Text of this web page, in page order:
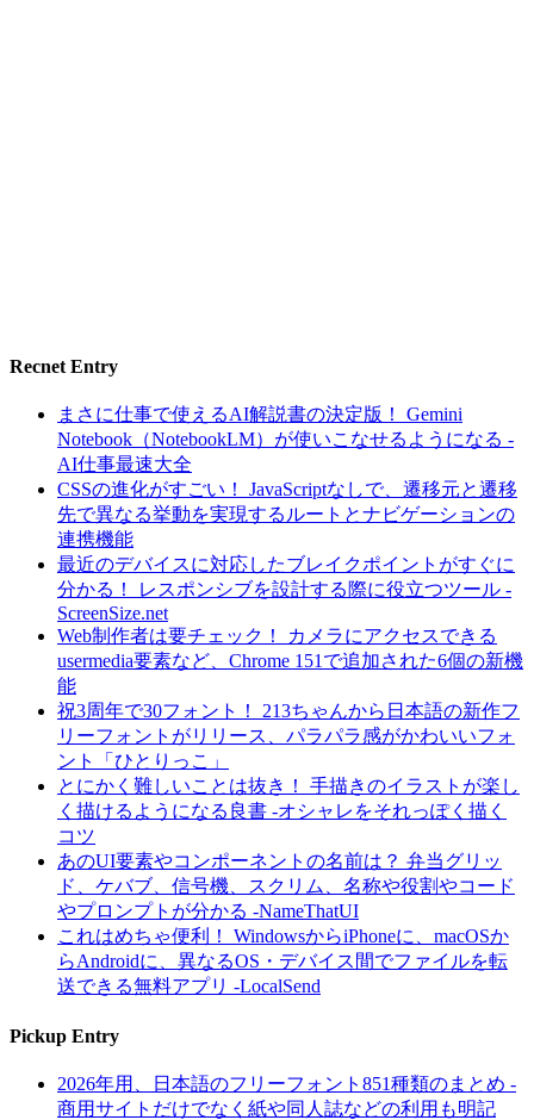
Recnet Entry
まさに仕事で使えるAI解説書の決定版！ Gemini
Notebook（NotebookLM）が使いこなせるようになる -
AI仕事最速大全
CSSの進化がすごい！ JavaScriptなしで、遷移元と遷移
先で異なる挙動を実現するルートとナビゲーションの
連携機能
最近のデバイスに対応したブレイクポイントがすぐに
分かる！ レスポンシブを設計する際に役立つツール -
ScreenSize.net
Web制作者は要チェック！ カメラにアクセスできる
usermedia要素など、Chrome 151で追加された6個の新機
能
祝3周年で30フォント！ 213ちゃんから日本語の新作フ
リーフォントがリリース、パラパラ感がかわいいフォ
ント「ひとりっこ」
とにかく難しいことは抜き！ 手描きのイラストが楽し
く描けるようになる良書 -オシャレをそれっぽく描く
コツ
あのUI要素やコンポーネントの名前は？ 弁当グリッ
ド、ケバブ、信号機、スクリム、名称や役割やコード
やプロンプトが分かる -NameThatUI
これはめちゃ便利！ WindowsからiPhoneに、macOSか
らAndroidに、異なるOS・デバイス間でファイルを転
送できる無料アプリ -LocalSend
Pickup Entry
2026年用、日本語のフリーフォント851種類のまとめ -
商用サイトだけでなく紙や同人誌などの利用も明記